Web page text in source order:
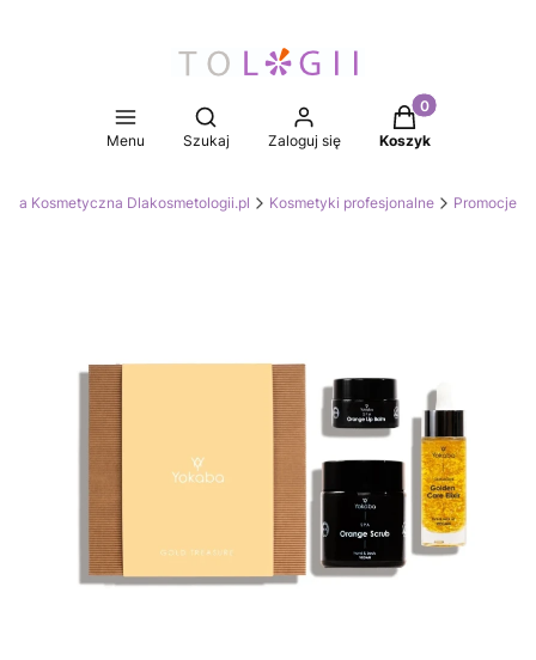
Menu
Otwórz wyszukiwarkę
Szukaj Zaloguj się
Produkty w
Koszyk
Kosmetyczna Dlakosmetologii.pl Kosmetyki profesjonalne Promocje